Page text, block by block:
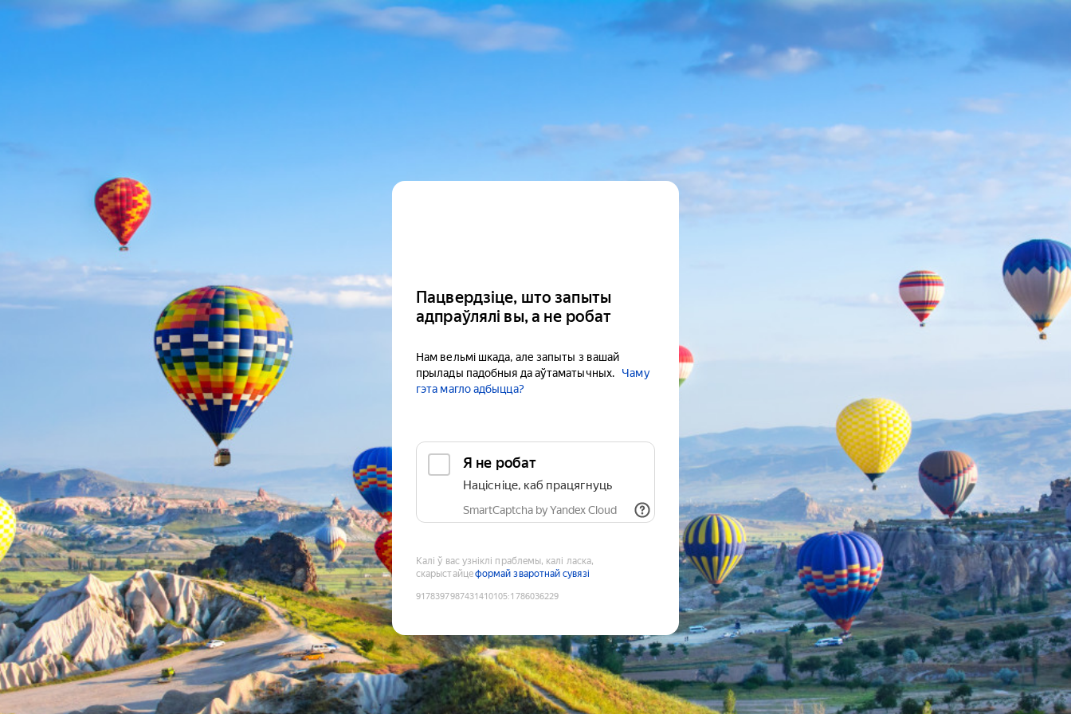
Пацвердзіце, што запыты
адпраўлялі вы, а не робат
Нам вельмі шкада, але запыты з вашай
прылады падобныя да аўтаматычных.
Чаму
гэта магло адбыцца?
Я не робат
Націсніце, каб працягнуць
SmartCaptcha by Yandex Cloud
Калі ў вас узніклі праблемы, калі ласка,
скарыстайцеформай зваротнай сувязі
9178397987431410105:1786036229